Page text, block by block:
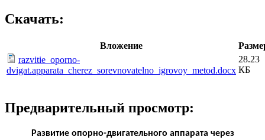
Скачать:
Вложение
razvitie_oporno-
dvigat.apparata_cherez_sorevnovatelno_igrovoy_metod.docx
28.23
КБ
Предварительный просмотр:
Развитие опорно-двигательного аппарата через